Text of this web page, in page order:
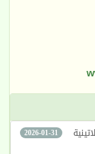
2026-01-31